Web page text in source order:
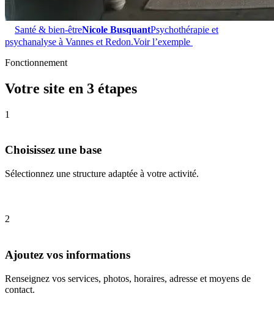
Santé & bien-êtreNicole BusquantPsychothérapie et
psychanalyse à Vannes et Redon.Voir l’exemple
Fonctionnement
Votre site en 3 étapes
1
Choisissez une base
Sélectionnez une structure adaptée à votre activité.
2
Ajoutez vos informations
Renseignez vos services, photos, horaires, adresse et moyens de
contact.